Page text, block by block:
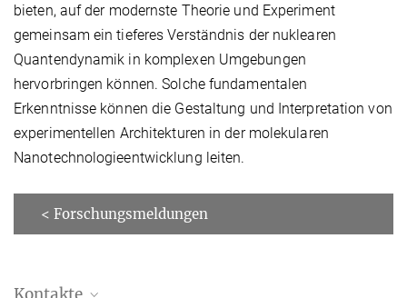
bieten, auf der modernste Theorie und Experiment
gemeinsam ein tieferes Verständnis der nuklearen
Quantendynamik in komplexen Umgebungen
hervorbringen können. Solche fundamentalen
Erkenntnisse können die Gestaltung und Interpretation von
experimentellen Architekturen in der molekularen
Nanotechnologieentwicklung leiten.
< Forschungsmeldungen